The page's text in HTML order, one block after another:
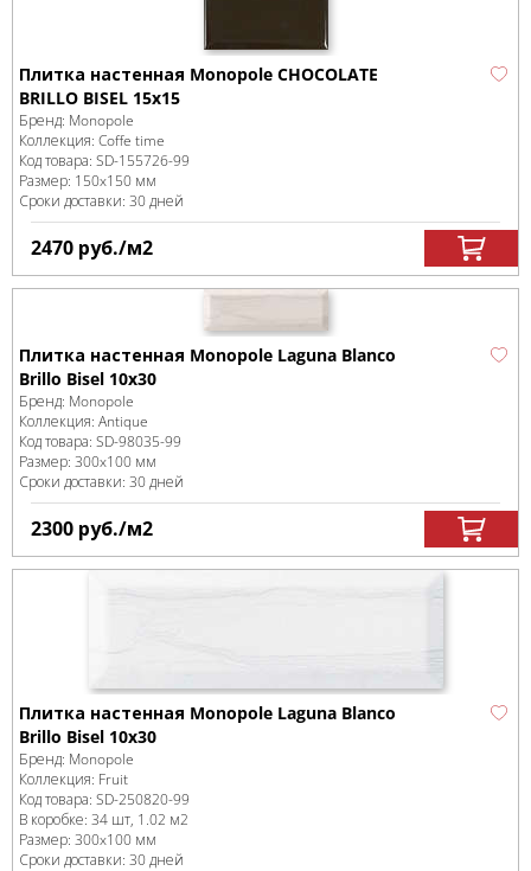
Плитка настенная Monopole CHOCOLATE
BRILLO BISEL 15х15
Бренд: Monopole
Коллекция: Coffe time
Код товара: SD-155726-99
Размер: 150x150 мм
Сроки доставки: 30 дней
2470 руб./м2
Плитка настенная Monopole Laguna Blanco
Brillo Bisel 10x30
Бренд: Monopole
Коллекция: Antique
Код товара: SD-98035-99
Размер: 300x100 мм
Сроки доставки: 30 дней
2300 руб./м2
Плитка настенная Monopole Laguna Blanco
Brillo Bisel 10x30
Бренд: Monopole
Коллекция: Fruit
Код товара: SD-250820-99
В коробке: 34 шт, 1.02 м2
Размер: 300x100 мм
Сроки доставки: 30 дней